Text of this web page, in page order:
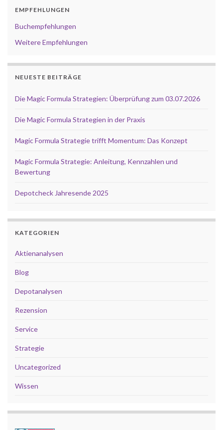
EMPFEHLUNGEN
Buchempfehlungen
Weitere Empfehlungen
NEUESTE BEITRÄGE
Die Magic Formula Strategien: Überprüfung zum 03.07.2026
Die Magic Formula Strategien in der Praxis
Magic Formula Strategie trifft Momentum: Das Konzept
Magic Formula Strategie: Anleitung, Kennzahlen und
Bewertung
Depotcheck Jahresende 2025
KATEGORIEN
Aktienanalysen
Blog
Depotanalysen
Rezension
Service
Strategie
Uncategorized
Wissen